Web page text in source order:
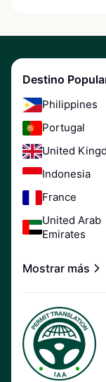
Destino
Philippines
Portugal
United
Indonesia
France
United Arab
Emirates
Mostrar más